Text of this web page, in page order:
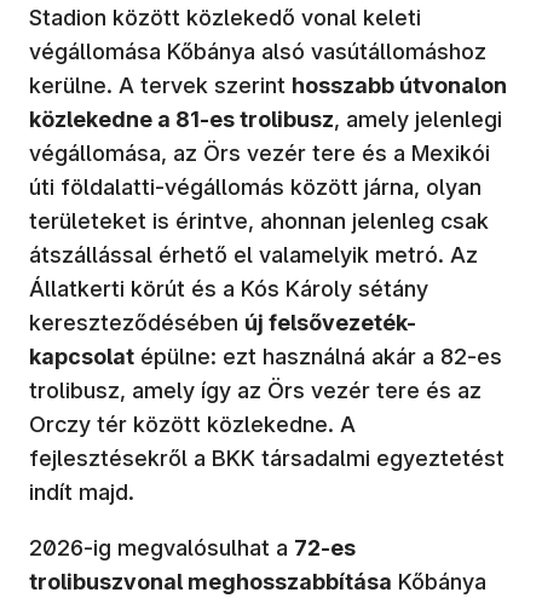
Stadion között közlekedő vonal keleti
végállomása Kőbánya alsó vasútállomáshoz
kerülne. A tervek szerint hosszabb útvonalon
közlekedne a 81-es trolibusz, amely jelenlegi
végállomása, az Örs vezér tere és a Mexikói
úti földalatti-végállomás között járna, olyan
területeket is érintve, ahonnan jelenleg csak
átszállással érhető el valamelyik metró. Az
Állatkerti körút és a Kós Károly sétány
kereszteződésében új felsővezeték-
kapcsolat épülne: ezt használná akár a 82-es
trolibusz, amely így az Örs vezér tere és az
Orczy tér között közlekedne. A
fejlesztésekről a BKK társadalmi egyeztetést
indít majd.
2026-ig megvalósulhat a 72-es
trolibuszvonal meghosszabbítása Kőbánya